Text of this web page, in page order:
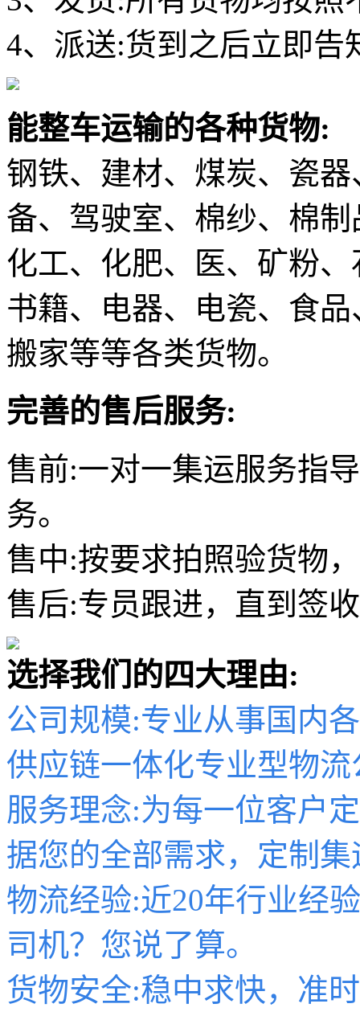
4、派送:货到之后立即告
能整车运输的各种货物:
钢铁、建材、煤炭、瓷
备、驾驶室、棉纱、棉
化工、化肥、医、矿粉
书籍、电器、电瓷、食
搬家等等各类货物。
完善的售后服务:
售前:一对一集运服务指
务。
售中:按要求拍照验货物
售后:专员跟进，直到签
选择我们的四大理由:
公司规模:专业从事国内
供应链一体化专业型物流
服务理念:为每一位客户
据您的全部需求，定制
物流经验:近20年行业经
司机？您说了算。
货物安全:稳中求快，准